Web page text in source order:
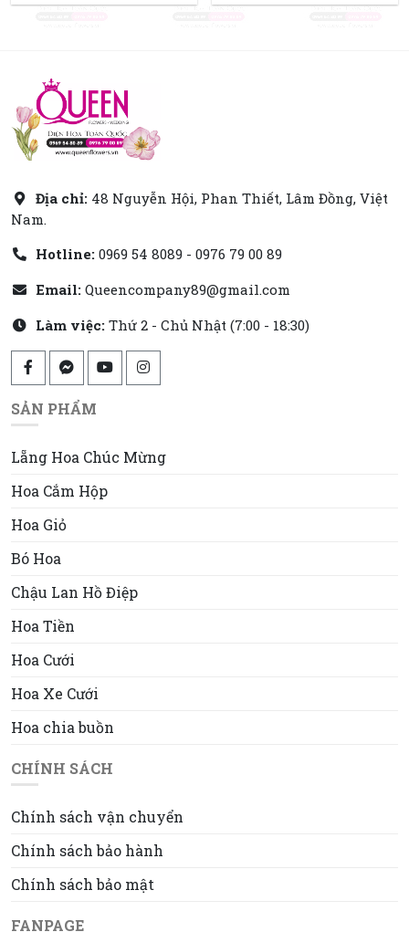
Địa chỉ: 48 Nguyễn Hội, Phan Thiết, Lâm Đồng, Việt
Nam.
Hotline: 0969 54 8089 - 0976 79 00 89
Email: Queencompany89@gmail.com
Làm việc: Thứ 2 - Chủ Nhật (7:00 - 18:30)
SẢN PHẨM
Lẵng Hoa Chúc Mừng
Hoa Cắm Hộp
Hoa Giỏ
Bó Hoa
Chậu Lan Hồ Điệp
Hoa Tiền
Hoa Cưới
Hoa Xe Cưới
Hoa chia buồn
CHÍNH SÁCH
Chính sách vận chuyển
Chính sách bảo hành
Chính sách bảo mật
FANPAGE